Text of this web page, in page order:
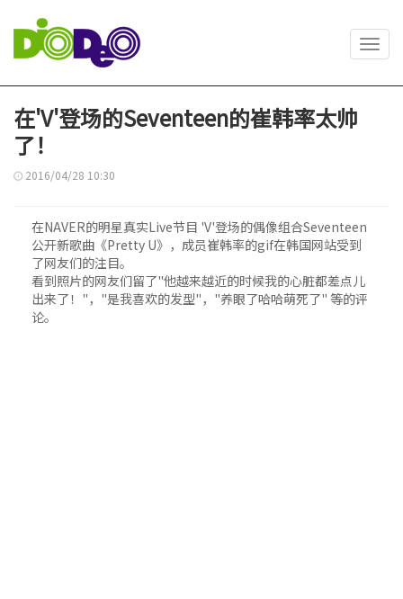
在'V'登场的Seventeen的崔韩率太帅
了！
2016/04/28 10:30
在NAVER的明星真实Live节目 'V'登场的偶像组合Seventeen
公开新歌曲《Pretty U》，成员崔韩率的gif在韩国网站受到
了网友们的注目。
看到照片的网友们留了"他越来越近的时候我的心脏都差点儿
出来了！"，"是我喜欢的发型"，"养眼了哈哈萌死了" 等的评
论。